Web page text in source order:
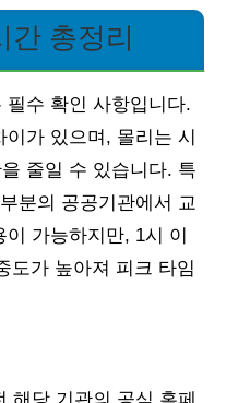
간 총정리
필수 확인 사항입니다.
가 있으며, 몰리는 시
줄일 수 있습니다. 특
분의 공공기관에서 교
가능하지만, 1시 이
도가 높아져 피크 타임